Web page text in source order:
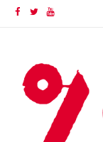
FacebookTwitterYouTube